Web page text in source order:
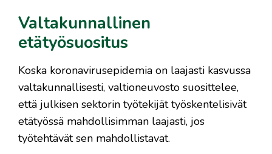
Valtakunnallinen
etätyösuositus
Koska koronavirusepidemia on laajasti kasvussa
valtakunnallisesti, valtioneuvosto suosittelee,
että julkisen sektorin työtekijät työskentelisivät
etätyössä mahdollisimman laajasti, jos
työtehtävät sen mahdollistavat.